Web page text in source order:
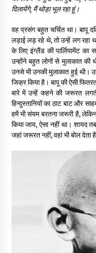
दिलायेंगे, मैं थोड़ा भूल रहा हूं।
वह प्रसंग बहुत चर्चित था। बापू
लड़ाई लड़ रहे थे, तो उन्हें लग रहा
के लिए इंग्लैंड की पार्लियामेंट का
उन्होंने बहुत लोगों से मुलाकात की
उनसे भी उनकी मुलाकात हुई थी।
जिक्र किया है। बापू की ऐसी
बारे में उन्हें कहने की जरूरत
हिन्दुस्तानियों का ठाट बाट और
हमें भी संयम बरतना जरूरी है,
किया जाय, ऐसा नहीं था। शायद
जहां जरूरत नहीं, वहां भी बोल देता